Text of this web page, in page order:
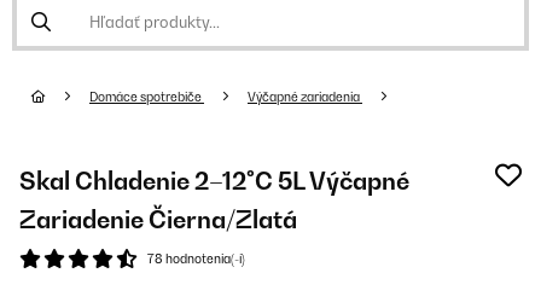
Domáce spotrebiče Výčapné zariadenia
Skal Chladenie 2–12°C 5L Výčapné
Zariadenie Čierna/Zlatá
78 hodnotenia(-í)